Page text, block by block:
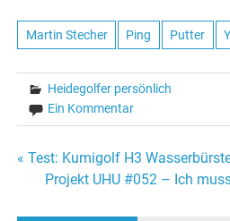
Martin Stecher Ping Putter
Heidegolfer persönlich
Ein Kommentar
Beitragsnavigation
« Test: Kumigolf H3
Projekt UHU #052 – Ich